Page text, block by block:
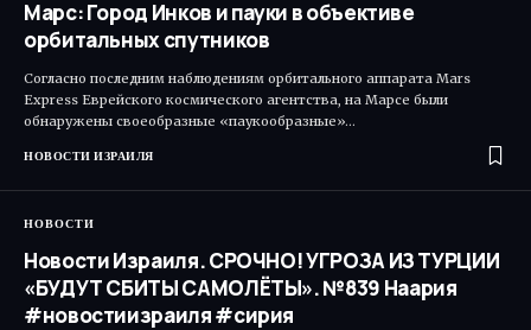
Марс: Город Инков и пауки в объективе
орбитальных спутников
Согласно последним наблюдениям орбитального аппарата Mars
Express Еврейского космического агентства, на Марсе были
обнаружены своеобразные «паукообразные»…
НОВОСТИ ИЗРАИЛЯ
НОВОСТИ
Новости Израиля. СРОЧНО! УГРОЗА ИЗ ТУРЦИИ
«БУДУТ СБИТЫ САМОЛЁТЫ». №839 Наария
#новостиизраиля #сирия